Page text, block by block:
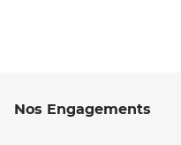
Nos Engagements